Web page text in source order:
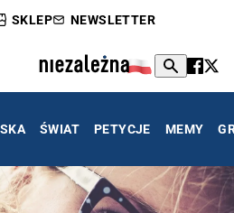
SKLEP NEWSLETTER
ŚWIAT PETYCJE MEMY